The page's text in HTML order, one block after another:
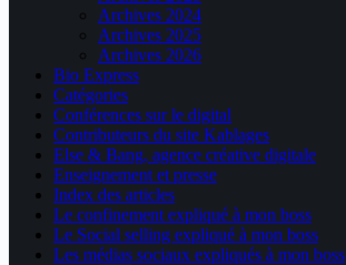
Archives 2024
Archives 2025
Archives 2026
Bio Express
Catégories
Conférences sur le digital
Contributeurs du site Kablages
Else & Bang, agence créative digitale
Enseignement et presse
Index des articles
Le confinement expliqué à mon boss
Le Social selling expliqué à mon boss
Les médias sociaux expliqués à mon boss